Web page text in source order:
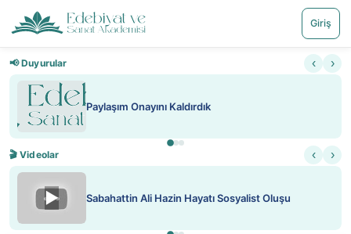
Giriş
📢 Duyurular ‹ ›
Paylaşım Onayını Kaldırdık
🎬 Videolar ‹ ›
▶ Sabahattin Ali Hazin Hayatı Sosyalist Oluşu